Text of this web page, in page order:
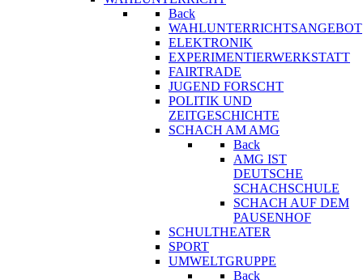
Back
WAHLUNTERRICHTSANGEBOT
ELEKTRONIK
EXPERIMENTIERWERKSTATT
FAIRTRADE
JUGEND FORSCHT
POLITIK UND
ZEITGESCHICHTE
SCHACH AM AMG
Back
AMG IST
DEUTSCHE
SCHACHSCHULE
SCHACH AUF DEM
PAUSENHOF
SCHULTHEATER
SPORT
UMWELTGRUPPE
Back